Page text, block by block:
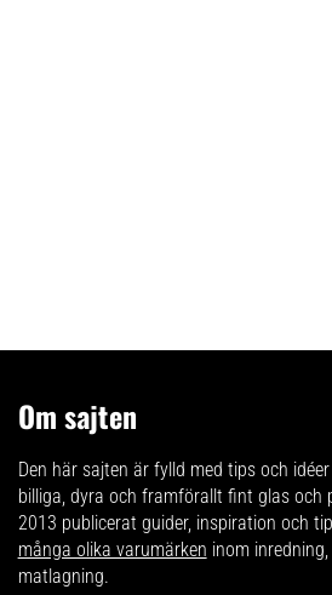
Om sajten
Den här sajten är fylld med tips och
billiga, dyra och framförallt fint glas och
2013 publicerat guider, inspiration och
många olika varumärken inom
matlagning.